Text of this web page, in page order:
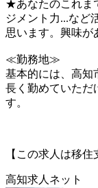
★あなたのこれま
ジメント力...など
思います。興味が
≪勤務地≫
基本的には、高知
長く勤めていただ
す。
【この求人は移住
高知求人ネット